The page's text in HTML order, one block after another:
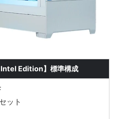
Edition】標準構成
ット